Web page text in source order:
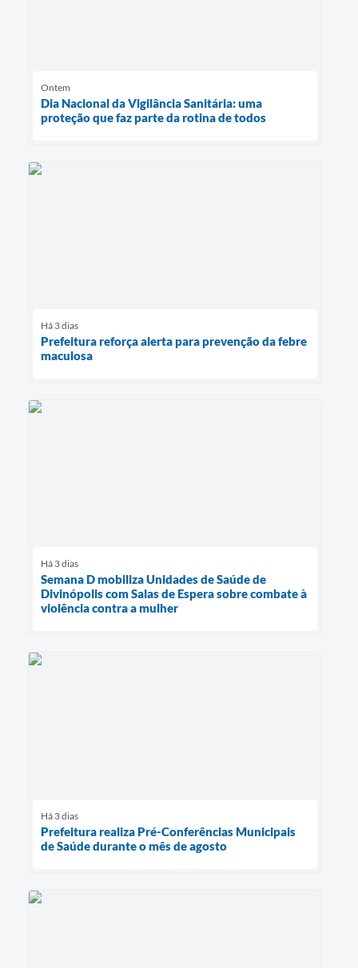
Ontem
Dia Nacional da Vigilância Sanitária: uma
proteção que faz parte da rotina de todos
Há 3 dias
Prefeitura reforça alerta para prevenção da febre
maculosa
Há 3 dias
Semana D mobiliza Unidades de Saúde de
Divinópolis com Salas de Espera sobre combate à
violência contra a mulher
Há 3 dias
Prefeitura realiza Pré-Conferências Municipais
de Saúde durante o mês de agosto